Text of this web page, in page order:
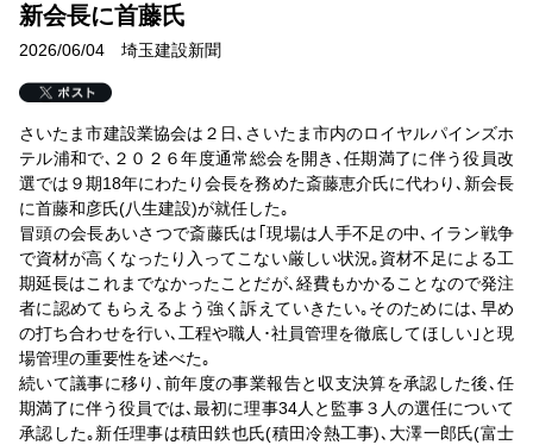
新会長に首藤氏
2026/06/04 埼玉建設新聞
さいたま市建設業協会は２日､さいたま市内のロイヤルパインズホ
テル浦和で､２０２６年度通常総会を開き､任期満了に伴う役員改
選では９期18年にわたり会長を務めた斎藤恵介氏に代わり､新会長
に首藤和彦氏(八生建設)が就任した｡
冒頭の会長あいさつで斎藤氏は｢現場は人手不足の中､イラン戦争
で資材が高くなったり入ってこない厳しい状況｡資材不足による工
期延長はこれまでなかったことだが､経費もかかることなので発注
者に認めてもらえるよう強く訴えていきたい｡そのためには､早め
の打ち合わせを行い､工程や職人･社員管理を徹底してほしい｣と現
場管理の重要性を述べた｡
続いて議事に移り､前年度の事業報告と収支決算を承認した後､任
期満了に伴う役員では､最初に理事34人と監事３人の選任について
承認した｡新任理事は積田鉄也氏(積田冷熱工事)､大澤一郎氏(富士